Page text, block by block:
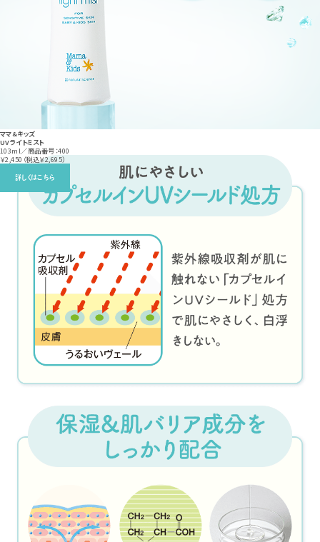
ママ&キッズ
UVライトミスト
103ml／商品番号：400
￥2,450（税込￥2,695）
詳しくはこちら